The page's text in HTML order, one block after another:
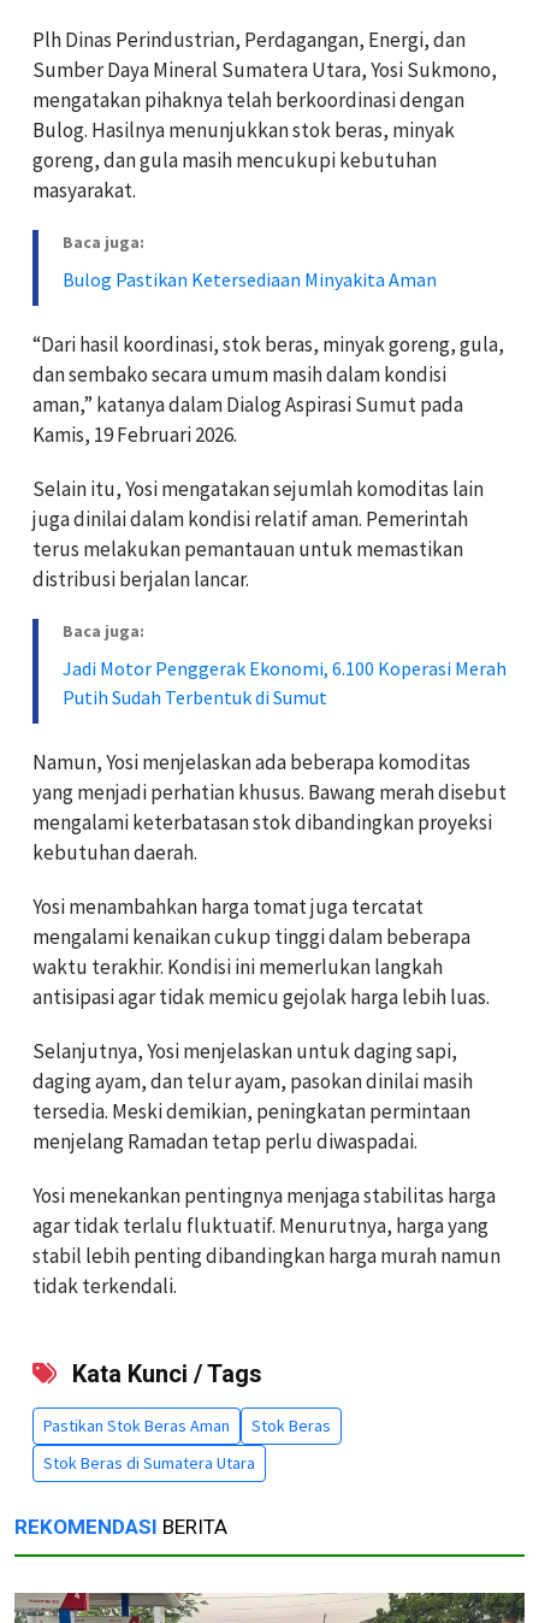
Plh Dinas Perindustrian, Perdagangan, Energi, dan
Sumber Daya Mineral Sumatera Utara, Yosi Sukmono,
mengatakan pihaknya telah berkoordinasi dengan
Bulog. Hasilnya menunjukkan stok beras, minyak
goreng, dan gula masih mencukupi kebutuhan
masyarakat.
Baca juga:
Bulog Pastikan Ketersediaan Minyakita Aman
“Dari hasil koordinasi, stok beras, minyak goreng, gula,
dan sembako secara umum masih dalam kondisi
aman,” katanya dalam Dialog Aspirasi Sumut pada
Kamis, 19 Februari 2026.
Selain itu, Yosi mengatakan sejumlah komoditas lain
juga dinilai dalam kondisi relatif aman. Pemerintah
terus melakukan pemantauan untuk memastikan
distribusi berjalan lancar.
Baca juga:
Jadi Motor Penggerak Ekonomi, 6.100 Koperasi Merah
Putih Sudah Terbentuk di Sumut
Namun, Yosi menjelaskan ada beberapa komoditas
yang menjadi perhatian khusus. Bawang merah disebut
mengalami keterbatasan stok dibandingkan proyeksi
kebutuhan daerah.
Yosi menambahkan harga tomat juga tercatat
mengalami kenaikan cukup tinggi dalam beberapa
waktu terakhir. Kondisi ini memerlukan langkah
antisipasi agar tidak memicu gejolak harga lebih luas.
Selanjutnya, Yosi menjelaskan untuk daging sapi,
daging ayam, dan telur ayam, pasokan dinilai masih
tersedia. Meski demikian, peningkatan permintaan
menjelang Ramadan tetap perlu diwaspadai.
Yosi menekankan pentingnya menjaga stabilitas harga
agar tidak terlalu fluktuatif. Menurutnya, harga yang
stabil lebih penting dibandingkan harga murah namun
tidak terkendali.
Kata Kunci / Tags
Pastikan Stok Beras Aman
Stok Beras
Stok Beras di Sumatera Utara
REKOMENDASI BERITA